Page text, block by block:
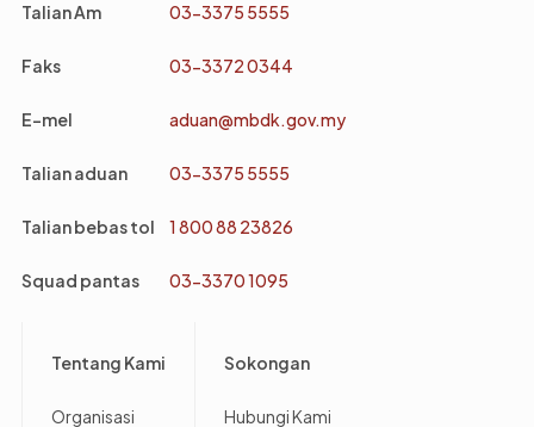
Talian Am 03-3375 5555
Faks 03-3372 0344
E-mel aduan@mbdk.gov.my
Talian aduan 03-3375 5555
Talian bebas tol 1 800 88 23826
Squad pantas 03-3370 1095
Tentang Kami
Organisasi
Sokongan
Hubungi Kami